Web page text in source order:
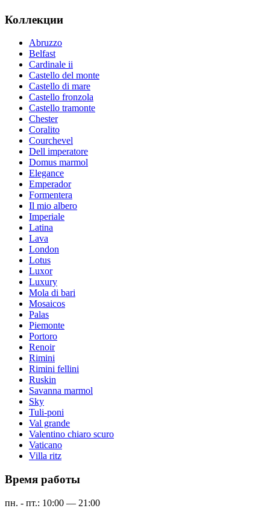
Коллекции
Abruzzo
Belfast
Cardinale ii
Castello del monte
Castello di mare
Castello fronzola
Castello tramonte
Chester
Coralito
Courchevel
Dell imperatore
Domus marmol
Elegance
Emperador
Formentera
Il mio albero
Imperiale
Latina
Lava
London
Lotus
Luxor
Luxury
Mola di bari
Mosaicos
Palas
Piemonte
Portoro
Renoir
Rimini
Rimini fellini
Ruskin
Savanna marmol
Sky
Tuli-poni
Val grande
Valentino chiaro scuro
Vaticano
Villa ritz
Время работы
пн. - пт.: 10:00 — 21:00